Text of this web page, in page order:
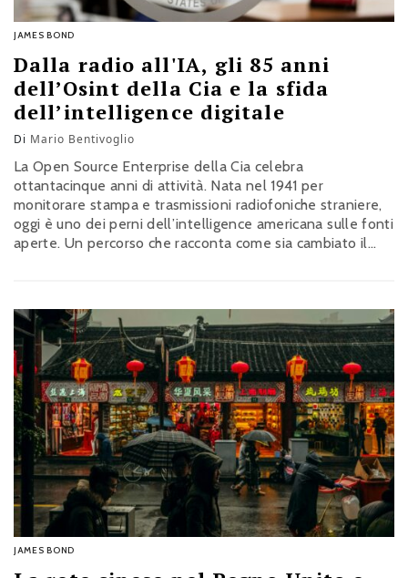
JAMES BOND
Dalla radio all'IA, gli 85 anni
dell’Osint della Cia e la sfida
dell’intelligence digitale
Di Mario Bentivoglio
La Open Source Enterprise della Cia celebra
ottantacinque anni di attività. Nata nel 1941 per
monitorare stampa e trasmissioni radiofoniche straniere,
oggi è uno dei perni dell’intelligence americana sulle fonti
aperte. Un percorso che racconta come sia cambiato il
JAMES BOND